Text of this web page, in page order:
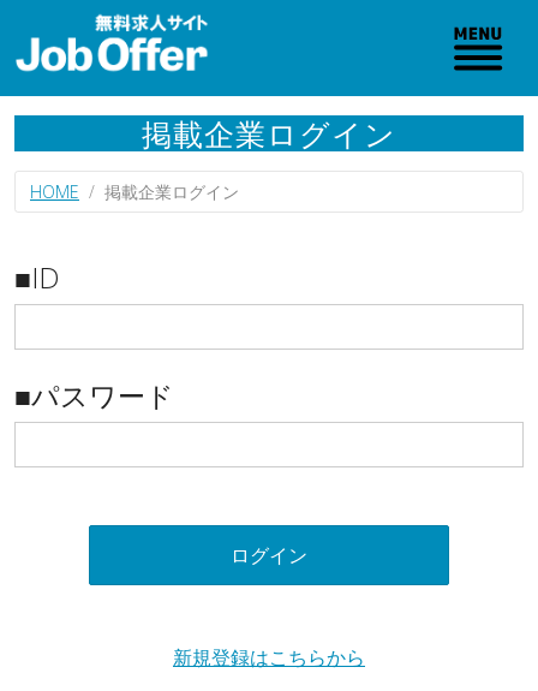
掲載企業ログイン
HOME 掲載企業ログイン
■ID
■パスワード
ログイン
新規登録はこちらから